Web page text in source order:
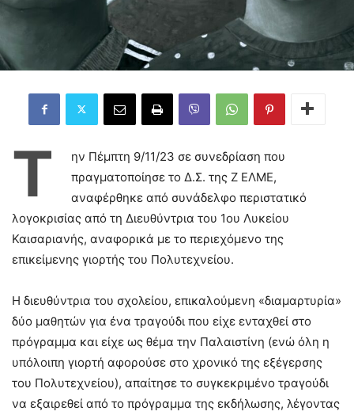
Τ
ην Πέμπτη 9/11/23 σε συνεδρίαση που
πραγματοποίησε το Δ.Σ. της Ζ ΕΛΜΕ,
αναφέρθηκε από συνάδελφο περιστατικό
λογοκρισίας από τη Διευθύντρια του 1ου Λυκείου
Καισαριανής, αναφορικά με το περιεχόμενο της
επικείμενης γιορτής του Πολυτεχνείου.
Η διευθύντρια του σχολείου, επικαλούμενη «διαμαρτυρία»
δύο μαθητών για ένα τραγούδι που είχε ενταχθεί στο
πρόγραμμα και είχε ως θέμα την Παλαιστίνη (ενώ όλη η
υπόλοιπη γιορτή αφορούσε στο χρονικό της εξέγερσης
του Πολυτεχνείου), απαίτησε το συγκεκριμένο τραγούδι
να εξαιρεθεί από το πρόγραμμα της εκδήλωσης, λέγοντας